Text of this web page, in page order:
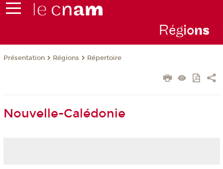
Régions
Présentation Régions Répertoire
Nouvelle-Calédonie